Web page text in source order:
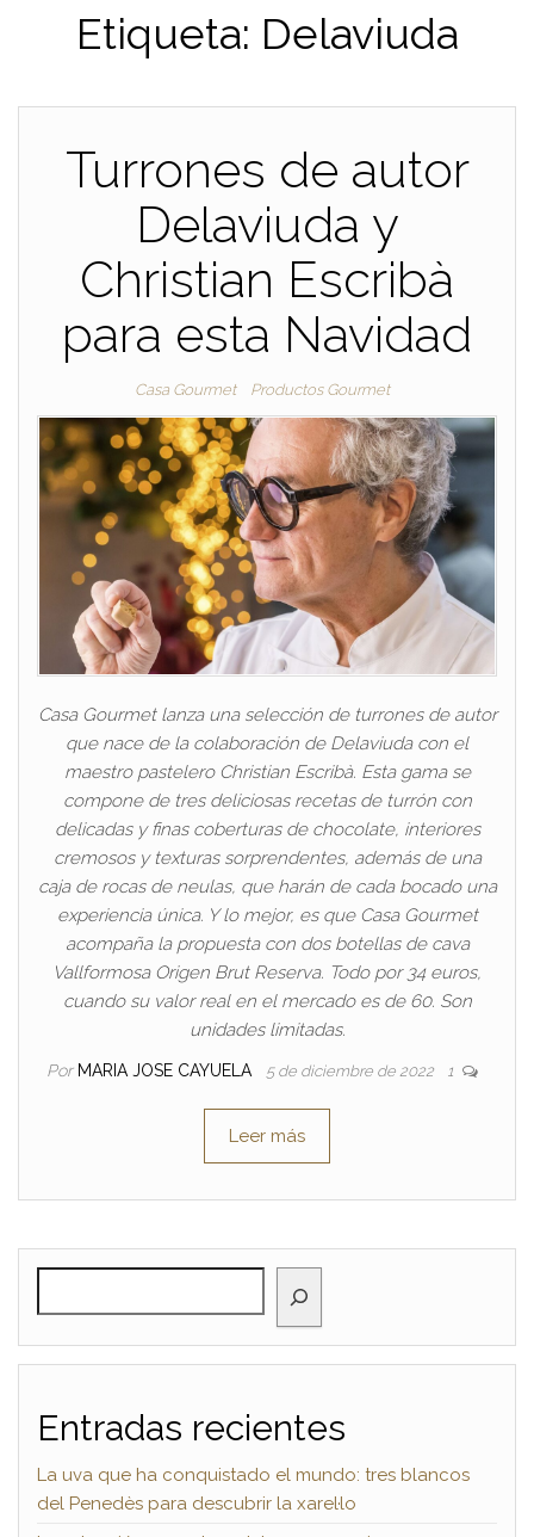
Etiqueta: Delaviuda
Turrones de autor
Delaviuda y
Christian Escribà
para esta Navidad
Casa Gourmet Productos Gourmet
Casa Gourmet lanza una selección de turrones de autor
que nace de la colaboración de Delaviuda con el
maestro pastelero Christian Escribà. Esta gama se
compone de tres deliciosas recetas de turrón con
delicadas y finas coberturas de chocolate, interiores
cremosos y texturas sorprendentes, además de una
caja de rocas de neulas, que harán de cada bocado una
experiencia única. Y lo mejor, es que Casa Gourmet
acompaña la propuesta con dos botellas de cava
Vallformosa Origen Brut Reserva. Todo por 34 euros,
cuando su valor real en el mercado es de 60. Son
unidades limitadas.
Por MARIA JOSE CAYUELA 5 de diciembre de 2022 1
Leer más
Entradas recientes
La uva que ha conquistado el mundo: tres blancos
del Penedès para descubrir la xarel·lo